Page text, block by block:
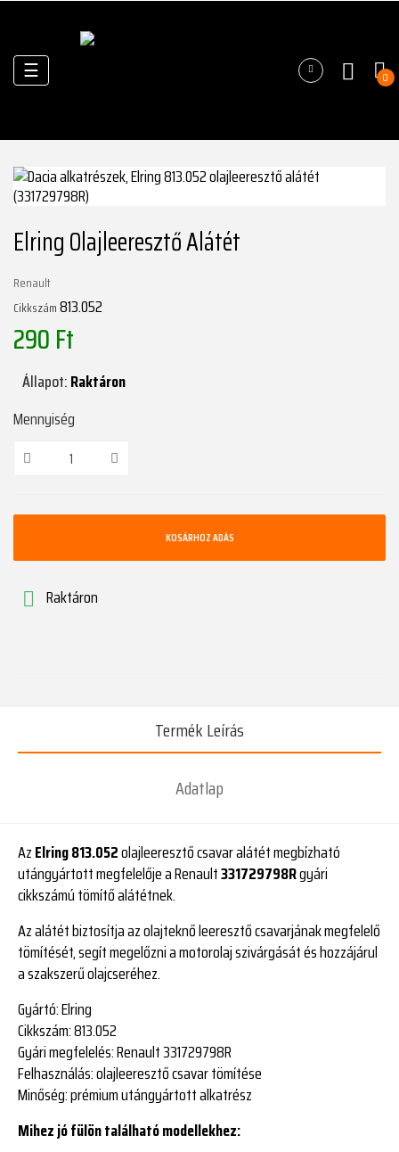
Váltás
a
☰ 0
Elring Olajleeresztő Alátét
Renault
Cikkszám813.052
290 Ft
Állapot:Raktáron
Mennyiség
KOSÁRHOZ ADÁS
 Raktáron
Termék Leírás
Adatlap
AzElring 813.052olajleeresztő csavar alátét megbízható
utángyártott megfelelője a Renault331729798Rgyári
cikkszámú tömítő alátétnek.
Az alátét biztosítja az olajteknő leeresztő csavarjának megfelelő
tömítését, segít megelőzni a motorolaj szivárgását és hozzájárul
a szakszerű olajcseréhez.
Gyártó:Elring
Cikkszám:813.052
Gyári megfelelés:Renault 331729798R
Felhasználás:olajleeresztő csavar tömítése
Minőség:prémium utángyártott alkatrész
Mihez jó fülön található modellekhez: